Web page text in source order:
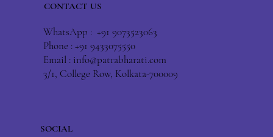
CONTACT US
WhatsApp : +91 9073523063
Phone : +91 9433075550
Email : info@patrabharati.com
3/1, College Row, Kolkata-700009
SOCIAL